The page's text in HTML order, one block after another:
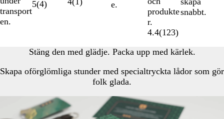
transport
en.
5(4)
e.
produkte
r.
4.4(123)
snabbt.
Stäng den med glädje. Packa upp med kärlek.
Skapa oförglömliga stunder med specialtryckta lådor som gör
folk glada.